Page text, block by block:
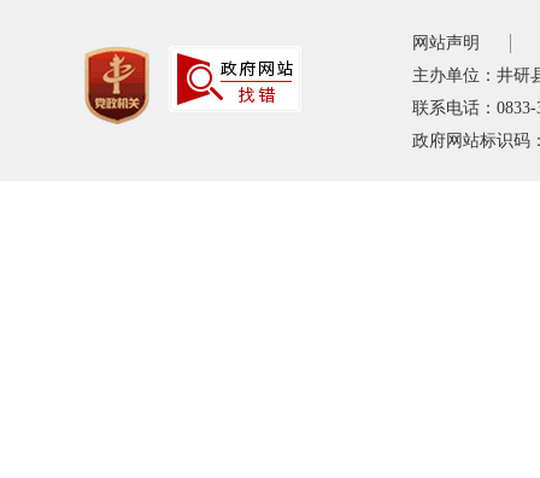
网站声明
主办单位：井研
联系电话：
政府网站标识码